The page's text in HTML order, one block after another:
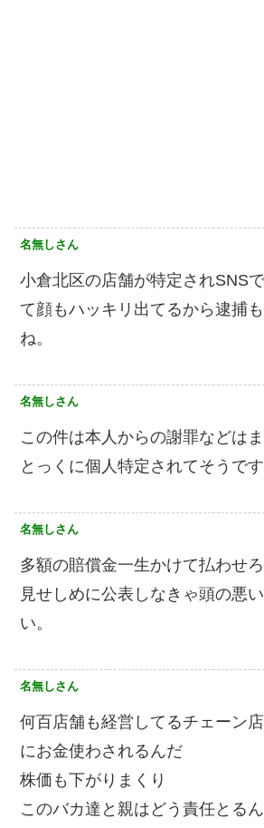
名無しさん
小倉北区の店舗が特定されSNS
て顔もハッキリ出てるから逮捕
ね。
名無しさん
この件は本人からの謝罪などは
とっくに個人特定されてそうで
名無しさん
多額の賠償金一生かけて払わせろ
見せしめに公表しなきゃ頭の悪
い。
名無しさん
何百店舗も経営してるチェーン
にお金使わされるんだ
株価も下がりまくり
このバカ達と親はどう責任とる